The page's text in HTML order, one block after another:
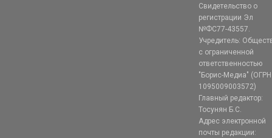
Свидетельство о
регистрации Эл
№ФС77-43557.
Учредитель:
с ограниченной
ответственностью
"Борис-Медиа" (ОГРН
1095009003572)
Главный редактор:
Тосунян Б.С.
Адрес электронной
почты редакции: